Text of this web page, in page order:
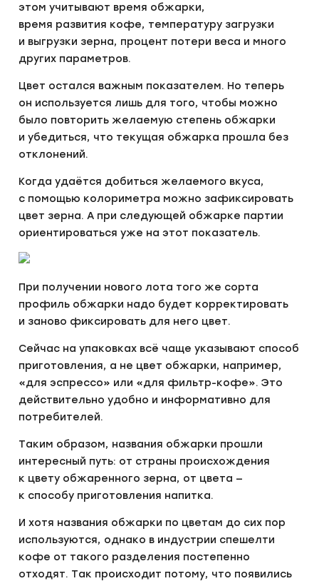
этом учитывают время обжарки,
время развития кофе, температуру загрузки
и выгрузки зерна, процент потери веса и много
других параметров.
Цвет остался важным показателем. Но теперь
он используется лишь для того, чтобы можно
было повторить желаемую степень обжарки
и убедиться, что текущая обжарка прошла без
отклонений.
Когда удаётся добиться желаемого вкуса,
с помощью колориметра можно зафиксировать
цвет зерна. А при следующей обжарке партии
ориентироваться уже на этот показатель.
При получении нового лота того же сорта
профиль обжарки надо будет корректировать
и заново фиксировать для него цвет.
Сейчас на упаковках всё чаще указывают способ
приготовления, а не цвет обжарки, например,
«для эспрессо» или «для фильтр-кофе». Это
действительно удобно и информативно для
потребителей.
Таким образом, названия обжарки прошли
интересный путь: от страны происхождения
к цвету обжаренного зерна, от цвета —
к способу приготовления напитка.
И хотя названия обжарки по цветам до сих пор
используются, однако в индустрии спешелти
кофе от такого разделения постепенно
отходят. Так происходит потому, что появились